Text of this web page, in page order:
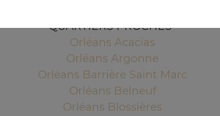
QUARTIERS PROCHES
Orléans Acacias
Orléans Argonne
Orléans Barrière Saint Marc
Orléans Belneuf
Orléans Blossières